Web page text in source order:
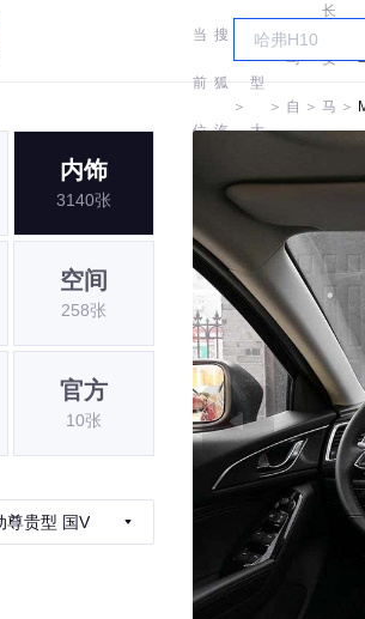
当
前
位
搜
狐
汽
车
＞
车
型
大
全
＞
马
自 ＞
长
安
马 ＞
内饰
3140张
空间
258张
官方
10张
2017款 2.0L 自动尊贵型 国V